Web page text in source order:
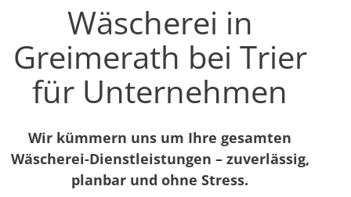
Wäscherei in
Greimerath bei Trier
für Unternehmen
Wir kümmern uns um Ihre gesamten
Wäscherei-Dienstleistungen – zuverlässig,
planbar und ohne Stress.